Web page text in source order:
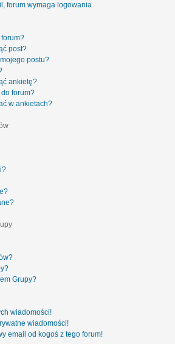
forum wymaga logowania
post?
postu?
ankietę?
forum?
w ankietach?
Grupy?
wiadomości!
wiadomości!
email od kogoś z tego forum!